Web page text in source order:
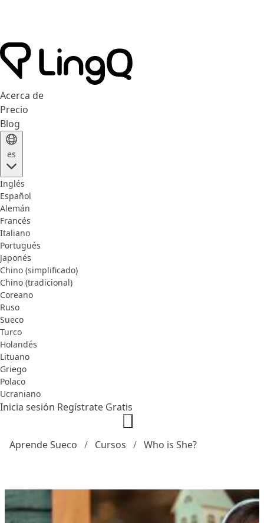
Acerca de
Precio
Blog
es
Inglés
Español
Alemán
Francés
Italiano
Portugués
Japonés
Chino (simplificado)
Chino (tradicional)
Coreano
Ruso
Sueco
Turco
Holandés
Lituano
Griego
Polaco
Ucraniano
Inicia sesión Regístrate Gratis
Aprende Sueco Cursos Who is She?